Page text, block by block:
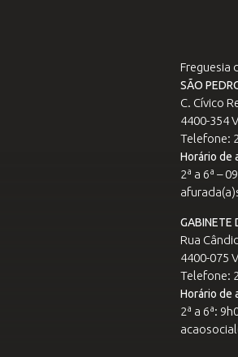
Freguesia
SÃO
C. Cívico
4400-354
Telefone:
Horário de
2ª a 6ª –
GABINETE
Rua
4400-075
Telefone:
Horário de
2ª a 6ª: